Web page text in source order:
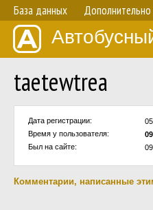
База данных Дополнительно
taetewtrea
Дата регистрации:
Время у пользователя:
Был на сайте:
Комментарии, написанные